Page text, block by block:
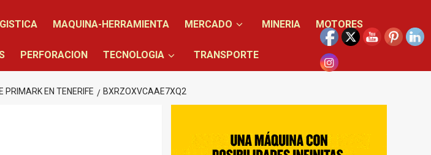
MAQUINA-HERRAMIENTA MERCADO MINERIA MOTORES
PERFORACION TECNOLOGIA TRANSPORTE
PRIMARK EN TENERIFE BXRZOXVCAAE7XQ2